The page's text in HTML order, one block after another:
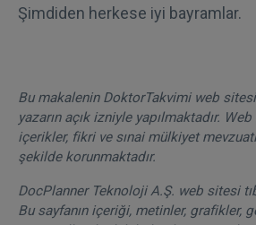
Şimdiden herkese iyi bayramlar.
Bu makalenin DoktorTakvimi web
yazarın açık izniyle yapılmaktadır.
içerikler, fikri ve sınai mülkiyet
şekilde korunmaktadır.
DocPlanner Teknoloji A.Ş. web sitesi
Bu sayfanın içeriği, metinler, grafikler,